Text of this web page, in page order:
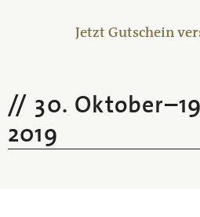
Jetzt Gutschein
30. Oktober–
2019